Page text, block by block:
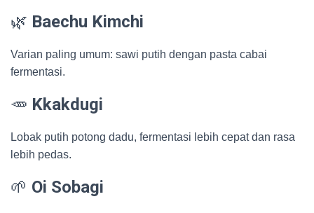
🌿 Baechu Kimchi
Varian paling umum: sawi putih dengan pasta cabai
fermentasi.
🥕 Kkakdugi
Lobak putih potong dadu, fermentasi lebih cepat dan rasa
lebih pedas.
🌱 Oi Sobagi